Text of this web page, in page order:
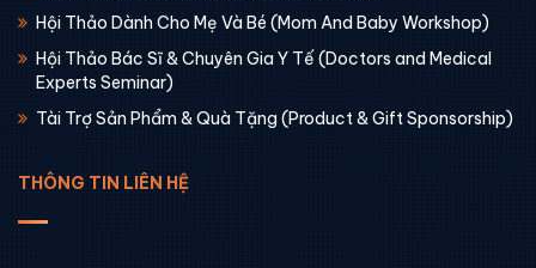
Hội Thảo Dành Cho Mẹ Và Bé (Mom And Baby Workshop)
Hội Thảo Bác Sĩ & Chuyên Gia Y Tế (Doctors and Medical
Experts Seminar)
Tài Trợ Sản Phẩm & Quà Tặng (Product & Gift Sponsorship)
THÔNG TIN LIÊN HỆ